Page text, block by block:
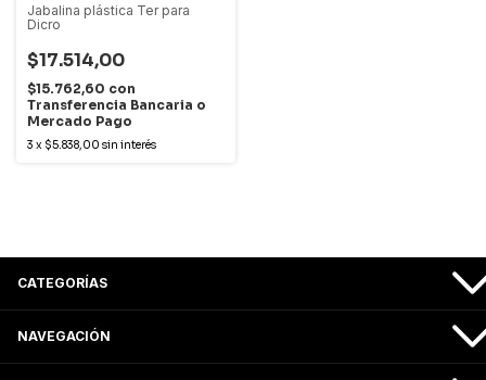
Jabalina plástica Ter para
Dicro
$17.514,00
$15.762,60 con
Transferencia Bancaria o
Mercado Pago
3 x $5.838,00 sin interés
CATEGORÍAS
NAVEGACIÓN